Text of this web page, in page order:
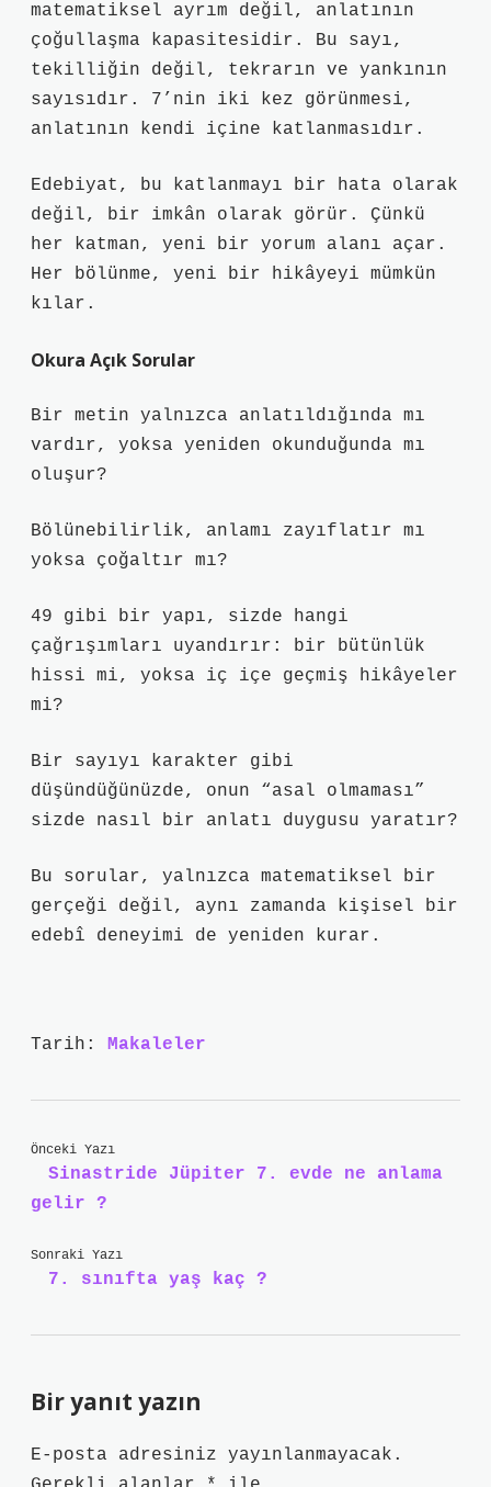
matematiksel ayrım değil, anlatının
çoğullaşma kapasitesidir. Bu sayı,
tekilliğin değil, tekrarın ve yankının
sayısıdır. 7’nin iki kez görünmesi,
anlatının kendi içine katlanmasıdır.
Edebiyat, bu katlanmayı bir hata olarak
değil, bir imkân olarak görür. Çünkü
her katman, yeni bir yorum alanı açar.
Her bölünme, yeni bir hikâyeyi mümkün
kılar.
Okura Açık Sorular
Bir metin yalnızca anlatıldığında mı
vardır, yoksa yeniden okunduğunda mı
oluşur?
Bölünebilirlik, anlamı zayıflatır mı
yoksa çoğaltır mı?
49 gibi bir yapı, sizde hangi
çağrışımları uyandırır: bir bütünlük
hissi mi, yoksa iç içe geçmiş hikâyeler
mi?
Bir sayıyı karakter gibi
düşündüğünüzde, onun “asal olmaması”
sizde nasıl bir anlatı duygusu yaratır?
Bu sorular, yalnızca matematiksel bir
gerçeği değil, aynı zamanda kişisel bir
edebî deneyimi de yeniden kurar.
Tarih: Makaleler
Önceki Yazı
Sinastride Jüpiter 7. evde ne anlama
gelir ?
Sonraki Yazı
7. sınıfta yaş kaç ?
Bir yanıt yazın
E-posta adresiniz yayınlanmayacak.